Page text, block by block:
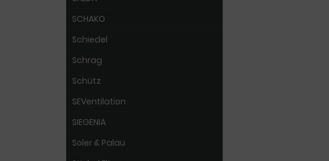
SCHAKO
Schiedel
Schrag
Schütz
SEVentilation
SIEGENIA
Soler & Palau